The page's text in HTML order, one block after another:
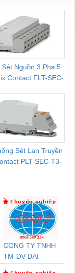
Sét Nguồn 3 Pha 5
Contact FLT-SEC-
Sét Lan Truyền
PLT-SEC-T3-
CONG TY TNHH
TM-DV DAI